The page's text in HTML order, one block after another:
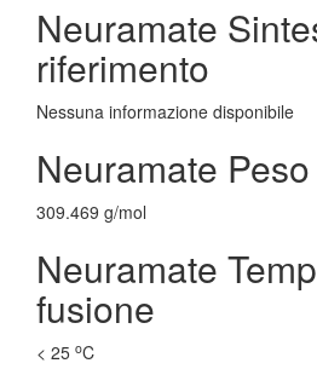
Neuramate
riferimento
Nessuna informazione disponibile
Neuramate
309.469 g/mol
Neuramate
fusione
< 25 oC